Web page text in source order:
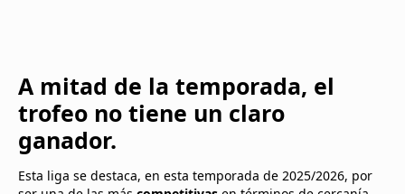
A mitad de la temporada, el
trofeo no tiene un claro
ganador.
Esta liga se destaca, en esta temporada de 2025/2026, por